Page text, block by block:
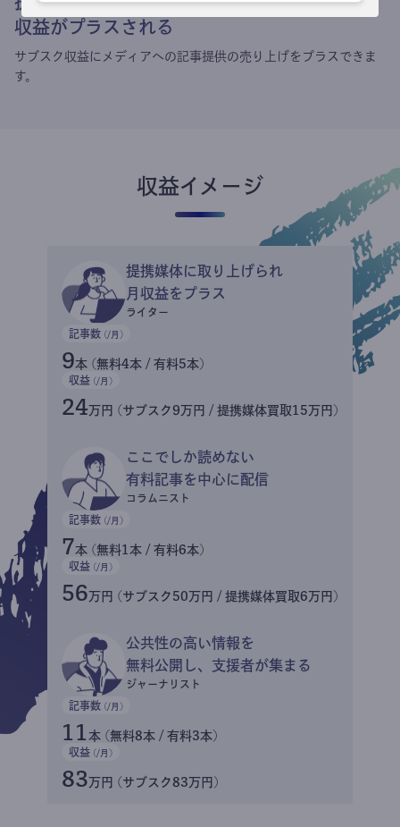
収益がプラスされる
サブスク収益にメディアへの記事提供の売り上げをプラスできま
す。
収益イメージ
提携媒体に取り上げられ
月収益をプラス
ライター
記事数 (/月)
9本 (無料4本 / 有料5本)
収益 (/月)
24万円 (サブスク9万円 / 提携媒体買取15万円)
ここでしか読めない
有料記事を中心に配信
コラムニスト
記事数 (/月)
7本 (無料1本 / 有料6本)
収益 (/月)
56万円 (サブスク50万円 / 提携媒体買取6万円)
公共性の高い情報を
無料公開し、支援者が集まる
ジャーナリスト
記事数 (/月)
11 本 (無料8本 / 有料3本)
収益 (/月)
83万円 (サブスク83万円)